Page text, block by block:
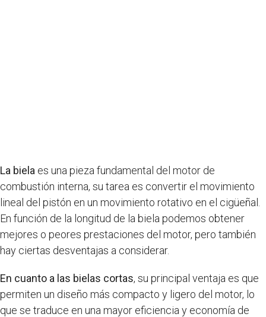
La biela es una pieza fundamental del motor de
combustión interna, su tarea es convertir el movimiento
lineal del pistón en un movimiento rotativo en el cigüeñal.
En función de la longitud de la biela podemos obtener
mejores o peores prestaciones del motor, pero también
hay ciertas desventajas a considerar.
En cuanto a las bielas cortas, su principal ventaja es que
permiten un diseño más compacto y ligero del motor, lo
que se traduce en una mayor eficiencia y economía de